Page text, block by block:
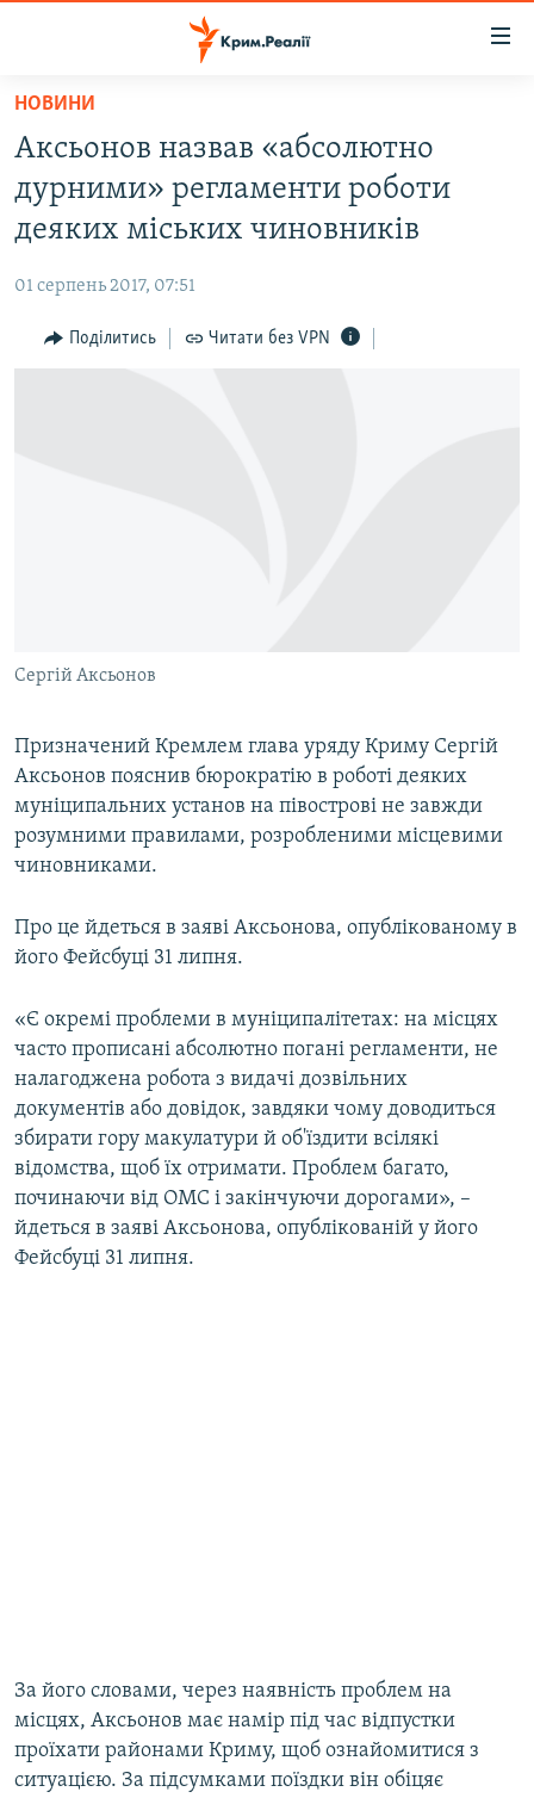
Перейти
основного
матеріалу
Перейти
до
основної
навігації
Перейти
до
ВІДЕО ТА ФОТО
БЛОГИ
ПОГЛЯД
ІНФОГРАФІКА
ДОЛУЧАЙСЯ!
Усі сайти RFE/RL
НОВИНИ
Аксьонов назвав «абсолютно
дурними» регламенти роботи
деяких міських чиновників
01 серпень 2017, 07:51
Поділитись Читати без VPN
Сергій Аксьонов
Призначений Кремлем глава уряду Криму Сергій
Аксьонов пояснив бюрократію в роботі деяких
муніципальних установ на півострові не завжди
розумними правилами, розробленими місцевими
чиновниками.
Про це йдеться в заяві Аксьонова, опублікованому в
його Фейсбуці 31 липня.
«Є окремі проблеми в муніципалітетах: на місцях
часто прописані абсолютно погані регламенти, не
налагоджена робота з видачі дозвільних
документів або довідок, завдяки чому доводиться
збирати гору макулатури й об'їздити всілякі
відомства, щоб їх отримати. Проблем багато,
починаючи від ОМС і закінчуючи дорогами», –
йдеться в заяві Аксьонова, опублікованій у його
Фейсбуці 31 липня.
За його словами, через наявність проблем на
місцях, Аксьонов має намір під час відпустки
проїхати районами Криму, щоб ознайомитися з
ситуацією. За підсумками поїздки він обіцяє